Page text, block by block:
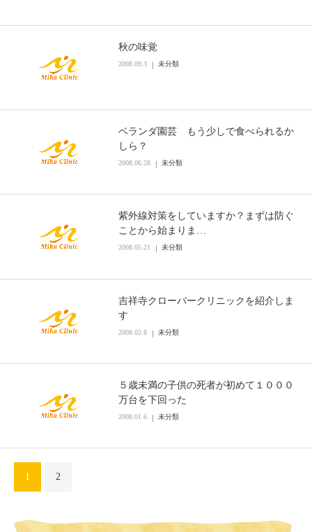
秋の味覚
2008.09.3 未分類
ベランダ園芸 もう少しで食べられるか
しら？
2008.06.28 未分類
紫外線対策をしていますか？まずは防ぐ
ことから始まりま…
2008.05.21 未分類
吉祥寺クローバークリニックを紹介しま
す
2008.02.8 未分類
５歳未満の子供の死者が初めて１０００
万台を下回った
2008.01.6 未分類
1 2